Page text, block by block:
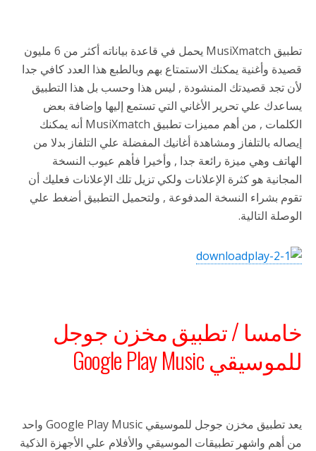
تطبيق MusiXmatch يحمل في قاعدة بياناته أكثر من 6 مليون
قصيدة وأغنية يمكنك الاستمتاع بهم وبالطبع هذا العدد كافي جدا
لأن تجد قصيدتك المنشودة , ليس هذا وحسب بل هذا التطبيق
يساعدك علي تحرير الأغاني التي تستمع إليها وإضافة بعض
الكلمات , من أهم مميزات تطبيق MusiXmatch أنه يمكنك
إيصاله بالتلفاز ومشاهدة أغانيك المفضلة علي التلفاز بدلا من
الهاتف وهي ميزة رائعة جدا , وأخيرا فأهم عيوب النسخة
المجانية هو كثرة الإعلانات ولكي تزيل تلك الإعلانات فعليك أن
تقوم بشراء النسخة المدفوعة , ولتحميل التطبيق أضغط علي
الوصلة التالية.
خامسا / تطبيق مخزن جوجل
للموسيقي Google Play Music
يعد تطبيق مخزن جوجل للموسيقي Google Play Music واحد
من أهم واشهر تطبيقات الموسيقي والأفلام علي الأجهزة الذكية